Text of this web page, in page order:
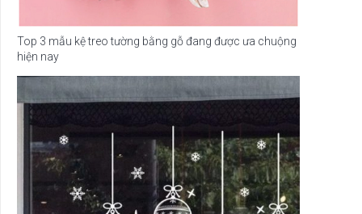
Top 3 mẫu kệ treo tường bằng gỗ đang được ưa chuộng
hiện nay